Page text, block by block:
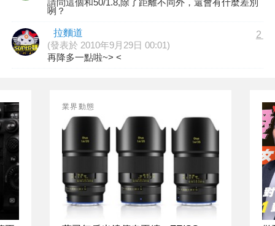
請問這個和50/1.8,除了距離不同外，還會有什麼差別
咧？
拉麵道
(發表於 2010年9月29日 00:01)
2
再降多一點啦~> <
業界動態